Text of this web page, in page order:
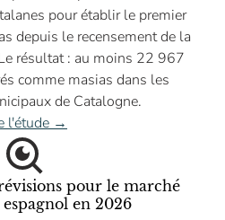
pour établir le premier
depuis le recensement de la
résultat : au moins 22 967
comme masias dans les
de Catalogne.
l'étude →
pour le marché
en 2026